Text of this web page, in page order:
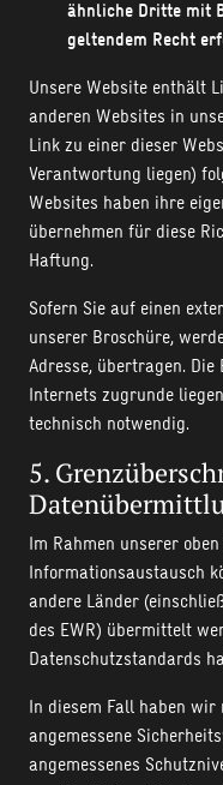
ähnliche Dritte mit
geltendem Recht
Unsere Website enthält
anderen Websites in
Link zu einer dieser
Verantwortung liegen)
Websites haben ihre
übernehmen für diese
Haftung.
Sofern Sie auf einen
unserer Broschüre,
Adresse, übertragen.
Internets zugrunde
technisch notwendig.
5.
Im Rahmen unserer
Informationsaustausch
andere Länder
des EWR) übermittelt
Datenschutzstandards
In diesem Fall haben
angemessene
angemessenes